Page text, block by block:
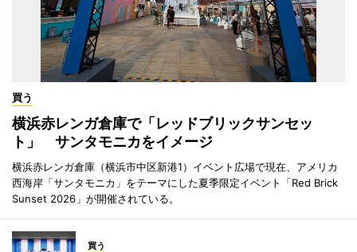
買う
横浜赤レンガ倉庫で「レッドブリックサンセッ
ト」 サンタモニカをイメージ
横浜赤レンガ倉庫（横浜市中区新港1）イベント広場で現在、アメリカ
西海岸「サンタモニカ」をテーマにした夏季限定イベント「Red Brick
Sunset 2026」が開催されている。
買う